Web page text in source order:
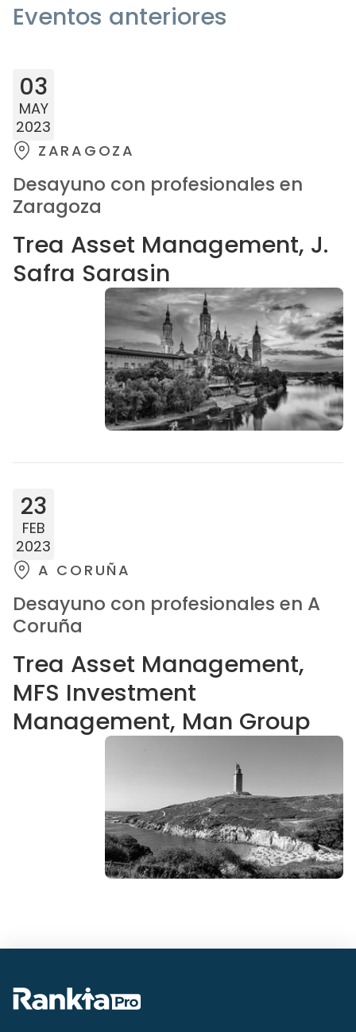
Eventos anteriores
03
MAY
2023
ZARAGOZA
Desayuno con profesionales en
Zaragoza
Trea Asset Management, J.
Safra Sarasin
23
FEB
2023
A CORUÑA
Desayuno con profesionales en A
Coruña
Trea Asset Management,
MFS Investment
Management, Man Group